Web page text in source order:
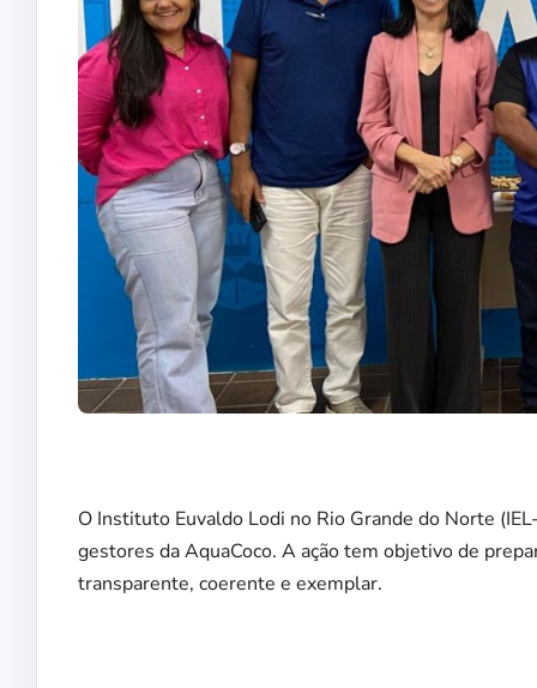
O Instituto Euvaldo Lodi no Rio Grande do Norte
gestores da AquaCoco. A ação tem objetivo de
transparente, coerente e exemplar.